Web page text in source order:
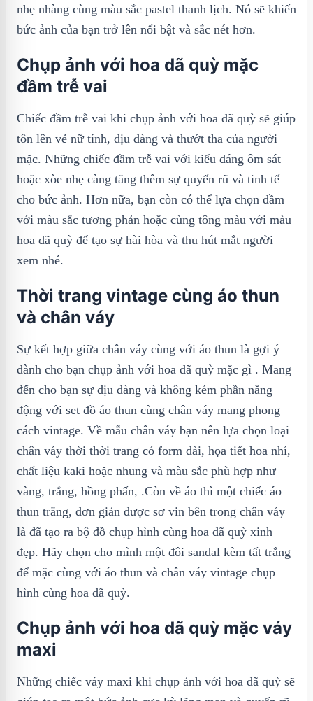
nhẹ nhàng cùng màu sắc pastel thanh lịch. Nó sẽ khiến
bức ảnh của bạn trở lên nổi bật và sắc nét hơn.
Chụp ảnh với hoa dã quỳ mặc
đầm trễ vai
Chiếc đầm trễ vai khi chụp ảnh với hoa dã quỳ sẽ giúp
tôn lên vẻ nữ tính, dịu dàng và thướt tha của người
mặc. Những chiếc đầm trễ vai với kiểu dáng ôm sát
hoặc xòe nhẹ càng tăng thêm sự quyến rũ và tinh tế
cho bức ảnh. Hơn nữa, bạn còn có thể lựa chọn đầm
với màu sắc tương phản hoặc cùng tông màu với màu
hoa dã quỳ để tạo sự hài hòa và thu hút mắt người
xem nhé.
Thời trang vintage cùng áo thun
và chân váy
Sự kết hợp giữa chân váy cùng với áo thun là gợi ý
dành cho bạn chụp ảnh với hoa dã quỳ mặc gì . Mang
đến cho bạn sự dịu dàng và không kém phần năng
động với set đồ áo thun cùng chân váy mang phong
cách vintage. Về mẫu chân váy bạn nên lựa chọn loại
chân váy thời thời trang có form dài, họa tiết hoa nhí,
chất liệu kaki hoặc nhung và màu sắc phù hợp như
vàng, trắng, hồng phấn, .Còn về áo thì một chiếc áo
thun trắng, đơn giản được sơ vin bên trong chân váy
là đã tạo ra bộ đồ chụp hình cùng hoa dã quỳ xinh
đẹp. Hãy chọn cho mình một đôi sandal kèm tất trắng
để mặc cùng với áo thun và chân váy vintage chụp
hình cùng hoa dã quỳ.
Chụp ảnh với hoa dã quỳ mặc váy
maxi
Những chiếc váy maxi khi chụp ảnh với hoa dã quỳ sẽ